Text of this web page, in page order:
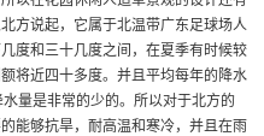
方说起，它属于北温带广东足球场人
度和三十几度之间，在夏季有时候较
将近四十多度。并且平均每年的降水
量是非常的少的。所以对于北方的
能够抗旱，耐高温和寒冷，并且在雨